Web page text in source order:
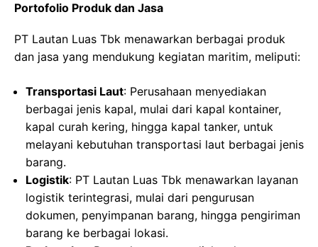
Portofolio Produk dan Jasa
PT Lautan Luas Tbk menawarkan berbagai produk
dan jasa yang mendukung kegiatan maritim, meliputi:
Transportasi Laut: Perusahaan menyediakan
berbagai jenis kapal, mulai dari kapal kontainer,
kapal curah kering, hingga kapal tanker, untuk
melayani kebutuhan transportasi laut berbagai jenis
barang.
Logistik: PT Lautan Luas Tbk menawarkan layanan
logistik terintegrasi, mulai dari pengurusan
dokumen, penyimpanan barang, hingga pengiriman
barang ke berbagai lokasi.